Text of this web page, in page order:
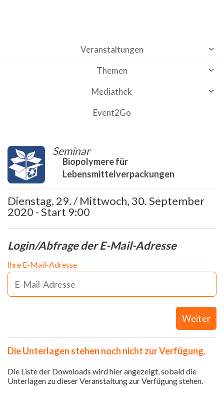
Veranstaltungen
Themen
Mediathek
Event2Go
Seminar
Biopolymere für
Lebensmittelverpackungen
Dienstag, 29. / Mittwoch, 30. September
2020 - Start 9:00
Login/Abfrage der E-Mail-Adresse
Ihre E-Mail-Adresse
Weiter
Die Unterlagen stehen noch nicht zur Verfügung.
Die Liste der Downloads wird hier angezeigt, sobald die
Unterlagen zu dieser Veranstaltung zur Verfügung stehen.